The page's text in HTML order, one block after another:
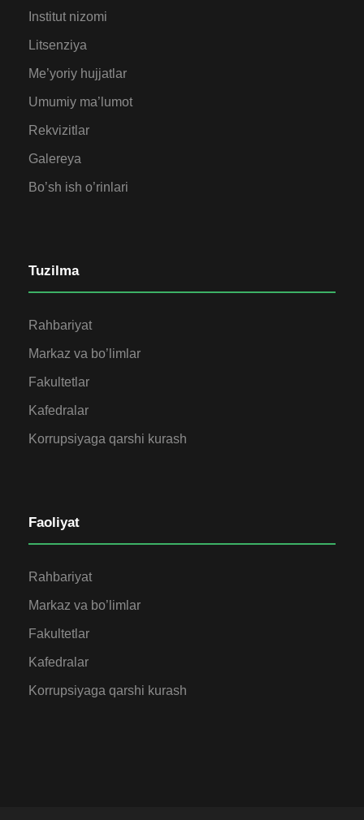
Institut nizomi
Litsenziya
Me’yoriy hujjatlar
Umumiy ma’lumot
Rekvizitlar
Galereya
Bo’sh ish o’rinlari
Tuzilma
Rahbariyat
Markaz va bo’limlar
Fakultetlar
Kafedralar
Korrupsiyaga qarshi kurash
Faoliyat
Rahbariyat
Markaz va bo’limlar
Fakultetlar
Kafedralar
Korrupsiyaga qarshi kurash